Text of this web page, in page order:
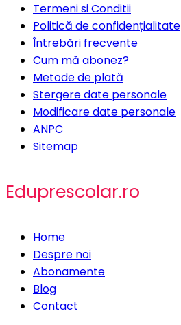
Termeni si Conditii
Politică de confidențialitate
Întrebări frecvente
Cum mă abonez?
Metode de plată
Stergere date personale
Modificare date personale
ANPC
Sitemap
Eduprescolar.ro
Home
Despre noi
Abonamente
Blog
Contact